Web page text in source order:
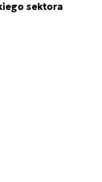
sektora